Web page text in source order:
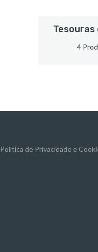
Tesouras
4
Política de Privacidade e